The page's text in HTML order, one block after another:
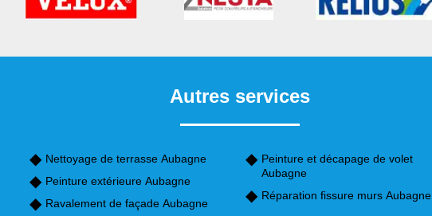
Autres services
Nettoyage de terrasse Aubagne
Peinture extérieure Aubagne
Ravalement de façade Aubagne
Peinture et décapage de volet
Aubagne
Réparation fissure murs Aubagne